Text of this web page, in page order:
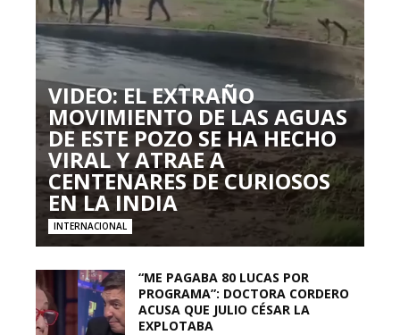
VIDEO: EL EXTRAÑO
MOVIMIENTO DE LAS AGUAS
DE ESTE POZO SE HA HECHO
VIRAL Y ATRAE A
CENTENARES DE CURIOSOS
EN LA INDIA
INTERNACIONAL
“ME PAGABA 80 LUCAS POR
PROGRAMA”: DOCTORA CORDERO
ACUSA QUE JULIO CÉSAR LA
EXPLOTABA